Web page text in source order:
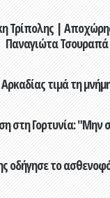
Τρίπολης |
Παναγιώτα Τσουραπά
τιμά τη
στη Γορτυνία: "Μην
οδήγησε το